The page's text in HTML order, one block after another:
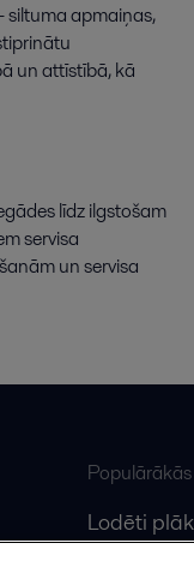
siltuma apmaiņas,
un attīstībā, kā
līdz ilgstošam
servisa
un servisa
Lodēti